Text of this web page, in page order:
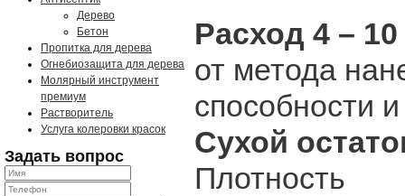
Дерево
Бетон
Пропитка для дерева
Огнебиозащита для дерева
Молярный инструмент
премиум
Растворитель
Услуга колеровки красок
Задать вопрос
Расход 4 –
от метода
способности
Сухой
Плотность